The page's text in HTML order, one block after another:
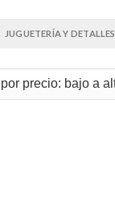
JUGUETERÍA Y DETALLES